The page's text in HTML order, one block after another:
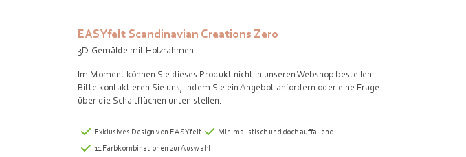
EASYfelt Scandinavian Creations Zero
3D-Gemälde mit Holzrahmen
Im Moment können Sie dieses Produkt nicht in unseren Webshop bestellen.
Bitte kontaktieren Sie uns, indem Sie ein Angebot anfordern oder eine Frage
über die Schaltflächen unten stellen.
Exklusives Design von EASYfelt
Minimalistisch und doch auffallend
11 Farbkombinationen zur Auswahl